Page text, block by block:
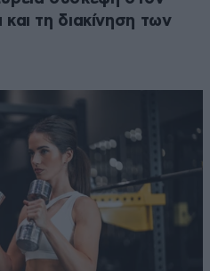
τη διακίνηση των